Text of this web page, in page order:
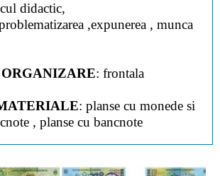
didactic,
,expunerea , munca
: frontala
: planse cu monede si
, planse cu bancnote